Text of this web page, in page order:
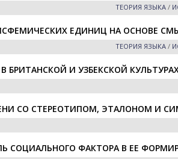
ТЕОРИЯ ЯЗЫКА /
ЕДИНИЦ НА ОСНОВЕ
ТЕОРИЯ ЯЗЫКА /
БРИТАНСКОЙ И УЗБЕКСКОЙ
СО СТЕРЕОТИПОМ, ЭТАЛОНОМ И
СОЦИАЛЬНОГО ФАКТОРА В ЕЕ